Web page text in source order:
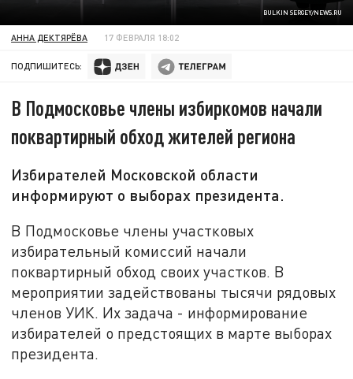
BULKIN SERGEY/NEWS.RU
АННА ДЕКТЯРЁВА 17 ФЕВРАЛЯ 18:02
ПОДПИШИТЕСЬ:
В Подмосковье члены избиркомов начали
поквартирный обход жителей региона
Избирателей Московской области
информируют о выборах президента.
В Подмосковье члены участковых
избирательный комиссий начали
поквартирный обход своих участков. В
мероприятии задействованы тысячи рядовых
членов УИК. Их задача - информирование
избирателей о предстоящих в марте выборах
президента.